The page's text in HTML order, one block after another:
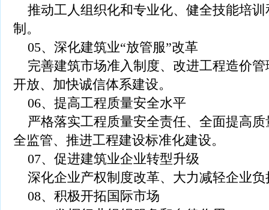
推动工人组织化和专业化、健全技能培
制。
05、深化建筑业“放管服”改革
完善建筑市场准入制度、改进工程造价
开放、加快诚信体系建设。
06、提高工程质量安全水平
严格落实工程质量安全责任、全面提高
全监管、推进工程建设标准化建设。
07、促进建筑业企业转型升级
深化企业产权制度改革、大力减轻企业
08、积极开拓国际市场